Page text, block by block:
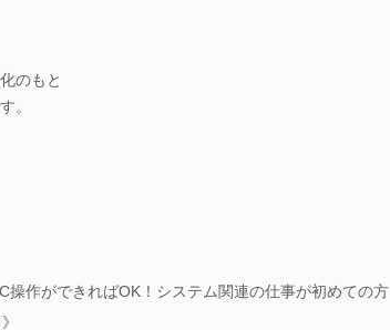
のもと
。
操作ができればOK！システム関連の仕事が初めての方